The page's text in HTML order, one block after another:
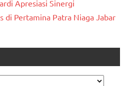
Apresiasi Sinergi
di Pertamina Patra Niaga Jabar